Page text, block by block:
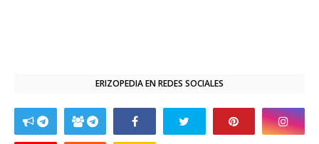
ERIZOPEDIA EN REDES SOCIALES